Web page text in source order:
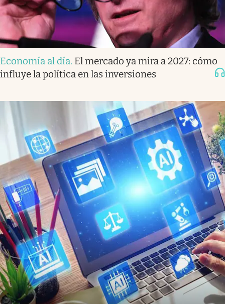
Economía al día. El mercado ya mira a 2027: cómo
influye la política en las inversiones